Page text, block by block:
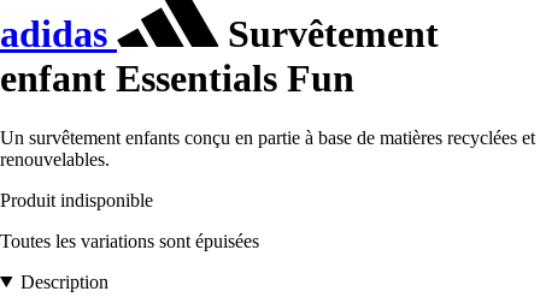
adidas
Survêtement
enfant Essentials Fun
Un survêtement enfants conçu en partie à base de matières recyclées et
renouvelables.
Produit indisponible
Toutes les variations sont épuisées
Description